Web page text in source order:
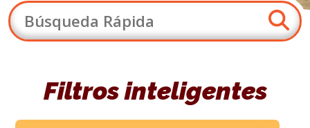
Filtros inteligentes